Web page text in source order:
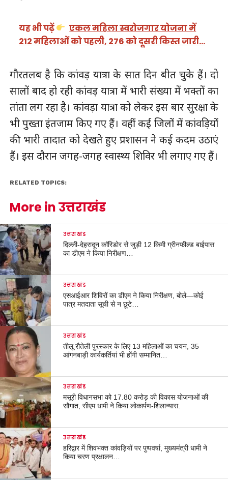
यह भी पढ़ें
एकल महिला स्वरोजगार योजना में
212 महिलाओं को पहली, 276 को दूसरी किस्त जारी…
गौरतलब है कि कांवड़ यात्रा के सात दिन बीत चुके हैं। दो
सालों बाद हो रही कांवड़ यात्रा में भारी संख्या में भक्तों का
तांता लग रहा है। कांवड़ा यात्रा को लेकर इस बार सुरक्षा के
भी पुख्ता इंतजाम किए गए हैं। वहीं कई जिलों में कांवड़ियों
की भारी तादात को देखते हुए प्रशासन ने कई कदम उठाएं
हैं। इस दौरान जगह-जगह स्वास्थ्य शिविर भी लगाए गए हैं।
RELATED TOPICS:
More in उत्तराखंड
उत्तराखंड
दिल्ली-देहरादून कॉरिडोर से जुड़ी 12 किमी ग्रीनफील्ड बाईपास
का डीएम ने किया निरीक्षण…
उत्तराखंड
एसआईआर शिविरों का डीएम ने किया निरीक्षण, बोले—कोई
पात्र मतदाता सूची से न छूटे…
उत्तराखंड
तीलू रौतेली पुरस्कार के लिए 13 महिलाओं का चयन, 35
आंगनबाड़ी कार्यकर्तियां भी होंगी सम्मानित…
उत्तराखंड
मसूरी विधानसभा को 17.80 करोड़ की विकास योजनाओं की
सौगात, सीएम धामी ने किया लोकार्पण-शिलान्यास.
उत्तराखंड
हरिद्वार में शिवभक्त कांवड़ियों पर पुष्पवर्षा, मुख्यमंत्री धामी ने
किया चरण प्रक्षालन…